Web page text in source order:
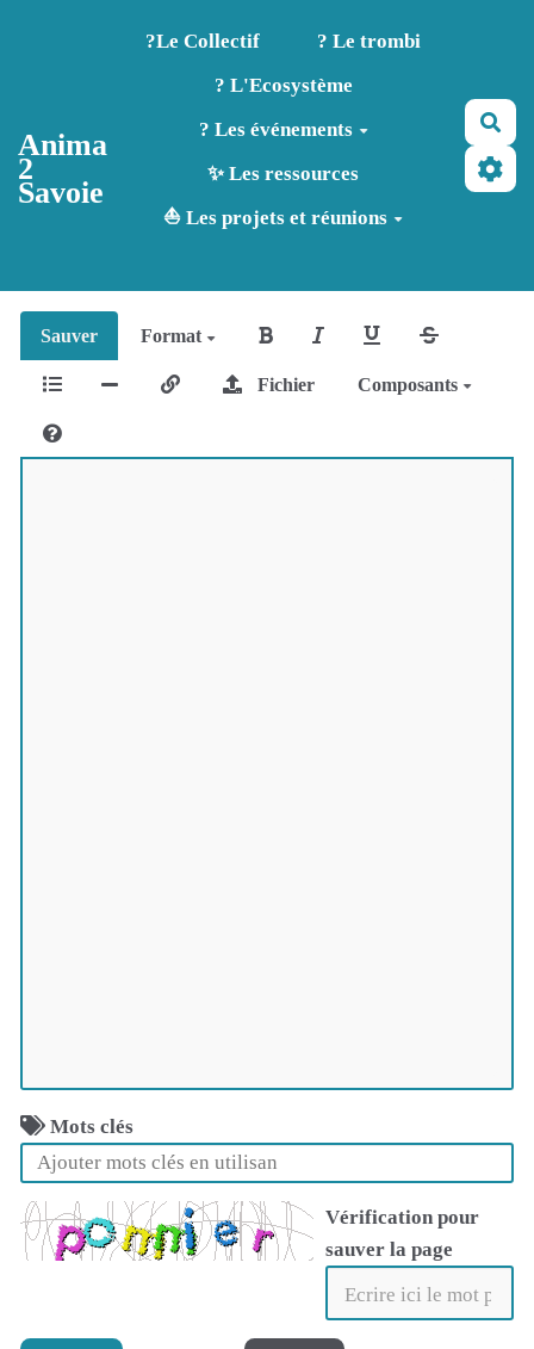
Aller au contenu principal
Anima
2
Savoie
?️Le Collectif
? Le trombi
? L'Ecosystème
? Les événements
✨ Les ressources
⛵ Les projets et réunions
Sauver Format
Fichier Composants
Mots clés
Vérification pour
sauver la page